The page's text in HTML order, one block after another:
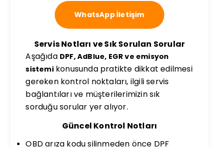
WhatsApp İletişim
Servis Notları ve Sık Sorulan Sorular
Aşağıda DPF, AdBlue, EGR ve emisyon
sistemikonusunda pratikte dikkat edilmesi
gereken kontrol noktaları, ilgili servis
bağlantıları ve müşterilerimizin sık
sorduğu sorular yer alıyor.
Güncel Kontrol Notları
OBD arıza kodu silinmeden önce DPF